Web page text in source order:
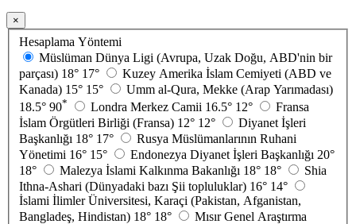
×
Hesaplama Yöntemi
Müslüman Dünya Ligi (Avrupa, Uzak Doğu, ABD'nin bir
parçası) 18° 17°
Kuzey Amerika İslam Cemiyeti (ABD ve
Kanada) 15° 15°
Umm al-Qura, Mekke (Arap Yarımadası)
18.5° 90* Londra Merkez Camii 16.5° 12°
Fransa
İslam Örgütleri Birliği (Fransa) 12° 12°
Diyanet İşleri
Başkanlığı 18° 17°
Rusya Müslümanlarının Ruhani
Yönetimi 16° 15° Endonezya Diyanet İşleri Başkanlığı 20°
18°
Malezya İslami Kalkınma Bakanlığı 18° 18°
Shia
Ithna-Ashari (Dünyadaki bazı Şii topluluklar) 16° 14°
İslami İlimler Üniversitesi, Karaçi (Pakistan, Afganistan,
Bangladeş, Hindistan) 18° 18°
Mısır Genel Araştırma